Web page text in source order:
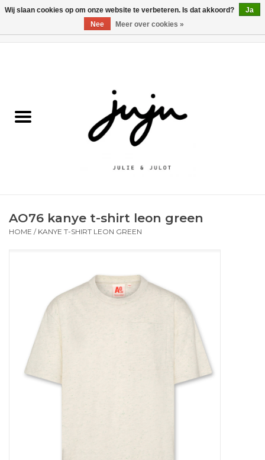
Kledij jongens
Schoenen
Cadeautips
Cadeaubonnen
AO76 kanye t-shirt leon green
HOME / KANYE T-SHIRT LEON GREEN
Wij slaan cookies op om onze website te verbeteren. Is dat akkoord?
Ja
Nee
Meer over cookies »